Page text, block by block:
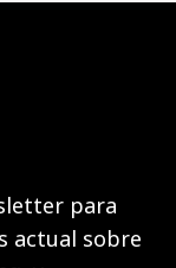
para
actual sobre